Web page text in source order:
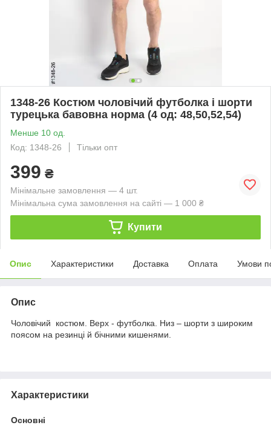
1348-26 Костюм чоловічий футболка і шорти
турецька бавовна норма (4 од: 48,50,52,54)
Менше 10 од.
Код: 1348-26
Тільки опт
399 ₴
Мінімальне замовлення — 4 шт.
Мінімальна сума замовлення на сайті — 1 000 ₴
Купити
Опис Характеристики Доставка Оплата Умови
Опис
Чоловічий костюм. Верх - футболка. Низ – шорти з широким
поясом на резинці й бічними кишенями.
Характеристики
Основні